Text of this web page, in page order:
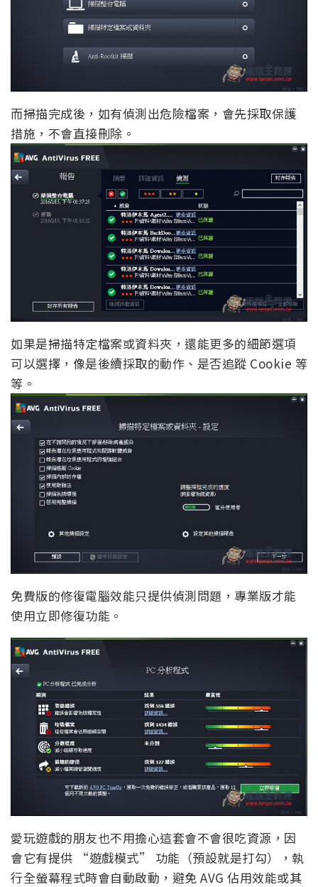
而掃描完成後，如有偵測出危險檔案，會先採取保護
措施，不會直接刪除。
如果是掃描特定檔案或資料夾，還能更多的細節選項
可以選擇，像是後續採取的動作、是否追蹤 Cookie 等
等。
免費版的修復電腦效能只提供偵測問題，專業版才能
使用立即修復功能。
愛玩遊戲的朋友也不用擔心這套會不會很吃資源，因
會它有提供 “遊戲模式” 功能（預設就是打勾），執
行全螢幕程式時會自動啟動，避免 AVG 佔用效能或其